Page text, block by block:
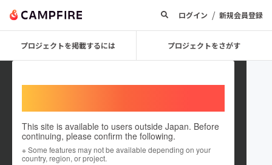
ログイン / 新規会員登録
プロジェクトを掲載するには プロジェクトをさがす
This site is available to users outside Japan. Before
continuing, please confirm the following.
※ Some features may not be available depending on your
country, region, or project.
BRAVE&BRAW_ケルビー咲野